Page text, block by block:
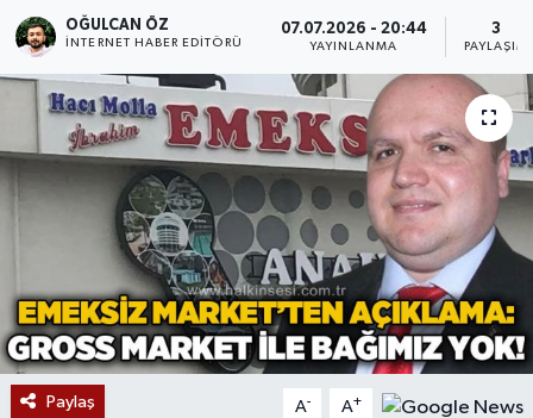
OĞULCAN ÖZ
İNTERNET HABER EDITÖRÜ
07.07.2026 - 20:44
YAYINLANMA
3
PAYLAŞIM
Paylaş A- A+
Devrek
Bolu
ÇEVRE
BİLİM VE TEKNOLOJİ
DUNYA
Düzce
Eğitim